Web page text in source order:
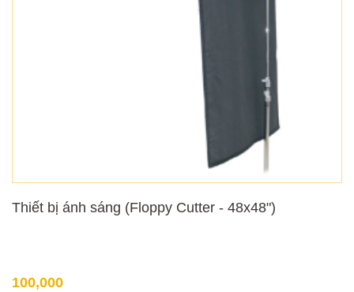
Thiết bị ánh sáng (Floppy Cutter - 48x48")
100,000